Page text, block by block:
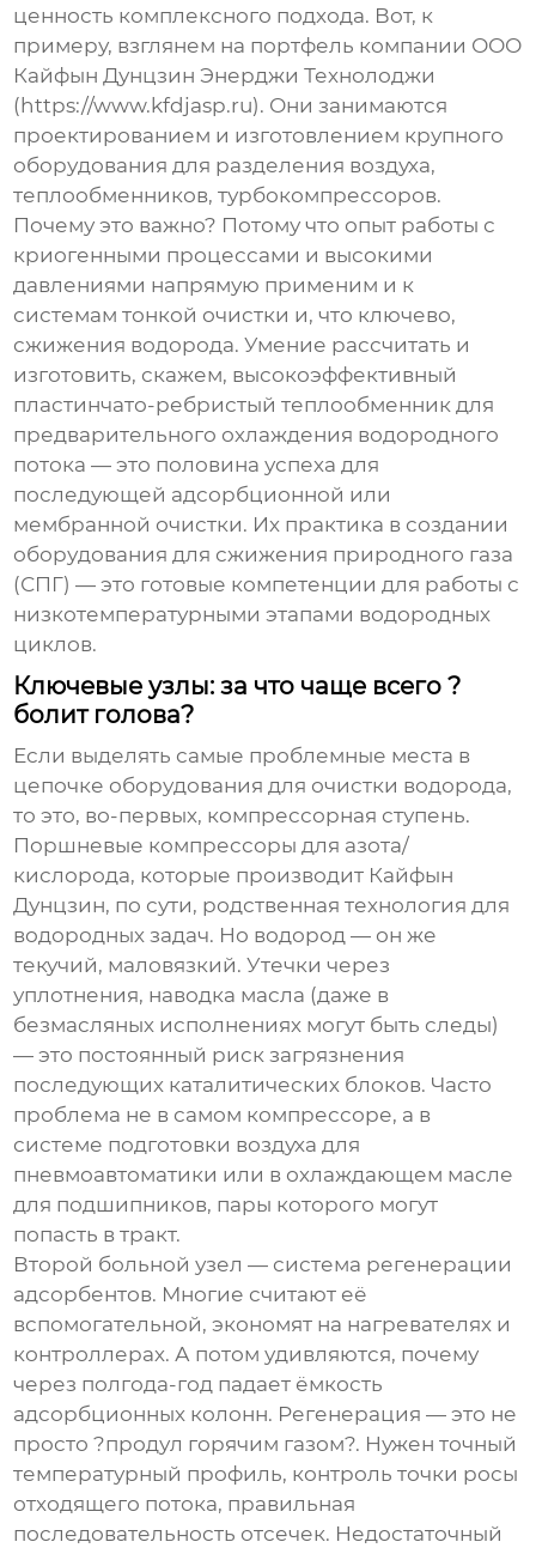
ценность комплексного подхода. Вот, к
примеру, взглянем на портфель компании ООО
Кайфын Дунцзин Энерджи Технолоджи
( https://www.kfdjasp.ru). Они занимаются
проектированием и изготовлением крупного
оборудования для разделения воздуха,
теплообменников, турбокомпрессоров.
Почему это важно? Потому что опыт работы с
криогенными процессами и высокими
давлениями напрямую применим и к
системам тонкой очистки и, что ключево,
сжижения водорода. Умение рассчитать и
изготовить, скажем, высокоэффективный
пластинчато-ребристый теплообменник для
предварительного охлаждения водородного
потока — это половина успеха для
последующей адсорбционной или
мембранной очистки. Их практика в создании
оборудования для сжижения природного газа
(СПГ) — это готовые компетенции для работы с
низкотемпературными этапами водородных
циклов.
Ключевые узлы: за что чаще всего ?
болит голова?
Если выделять самые проблемные места в
цепочке оборудования для очистки водорода,
то это, во-первых, компрессорная ступень.
Поршневые компрессоры для азота/
кислорода, которые производит Кайфын
Дунцзин, по сути, родственная технология для
водородных задач. Но водород — он же
текучий, маловязкий. Утечки через
уплотнения, наводка масла (даже в
безмасляных исполнениях могут быть следы)
— это постоянный риск загрязнения
последующих каталитических блоков. Часто
проблема не в самом компрессоре, а в
системе подготовки воздуха для
пневмоавтоматики или в охлаждающем масле
для подшипников, пары которого могут
попасть в тракт.
Второй больной узел — система регенерации
адсорбентов. Многие считают её
вспомогательной, экономят на нагревателях и
контроллерах. А потом удивляются, почему
через полгода-год падает ёмкость
адсорбционных колонн. Регенерация — это не
просто ?продул горячим газом?. Нужен точный
температурный профиль, контроль точки росы
отходящего потока, правильная
последовательность отсечек. Недостаточный